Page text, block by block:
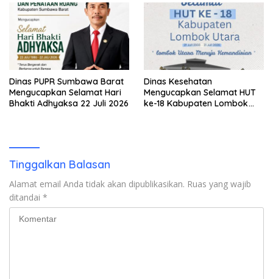
Dinas PUPR Sumbawa Barat
Mengucapkan Selamat Hari
Bhakti Adhyaksa 22 Juli 2026
Dinas Kesehatan
Mengucapkan Selamat HUT
ke-18 Kabupaten Lombok
Tinggalkan Balasan
Alamat email Anda tidak akan dipublikasikan. Ruas yang wajib
ditandai *